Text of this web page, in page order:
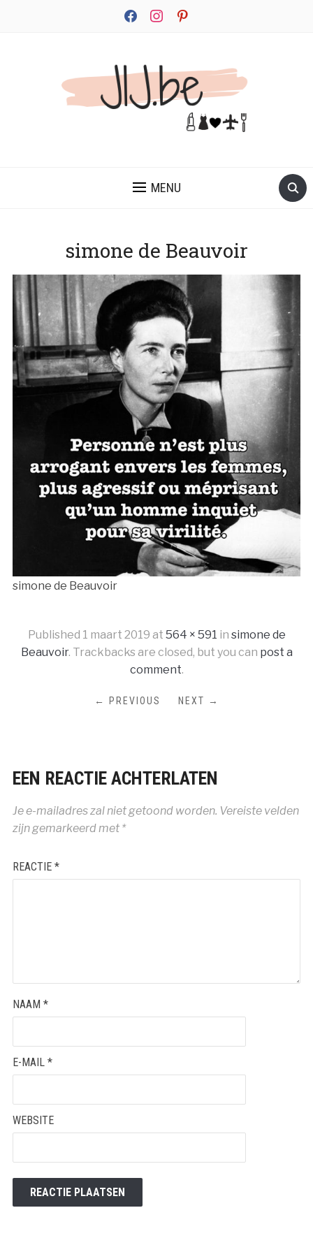
facebookinstagrampinterest
MENU
simone de Beauvoir
simone de Beauvoir
Published 1 maart 2019 at 564 × 591 in simone de
Beauvoir. Trackbacks are closed, but you can post a
comment.
← PREVIOUS NEXT →
EEN REACTIE ACHTERLATEN
Je e-mailadres zal niet getoond worden. Vereiste velden
zijn gemarkeerd met *
REACTIE *
NAAM *
E-MAIL *
WEBSITE